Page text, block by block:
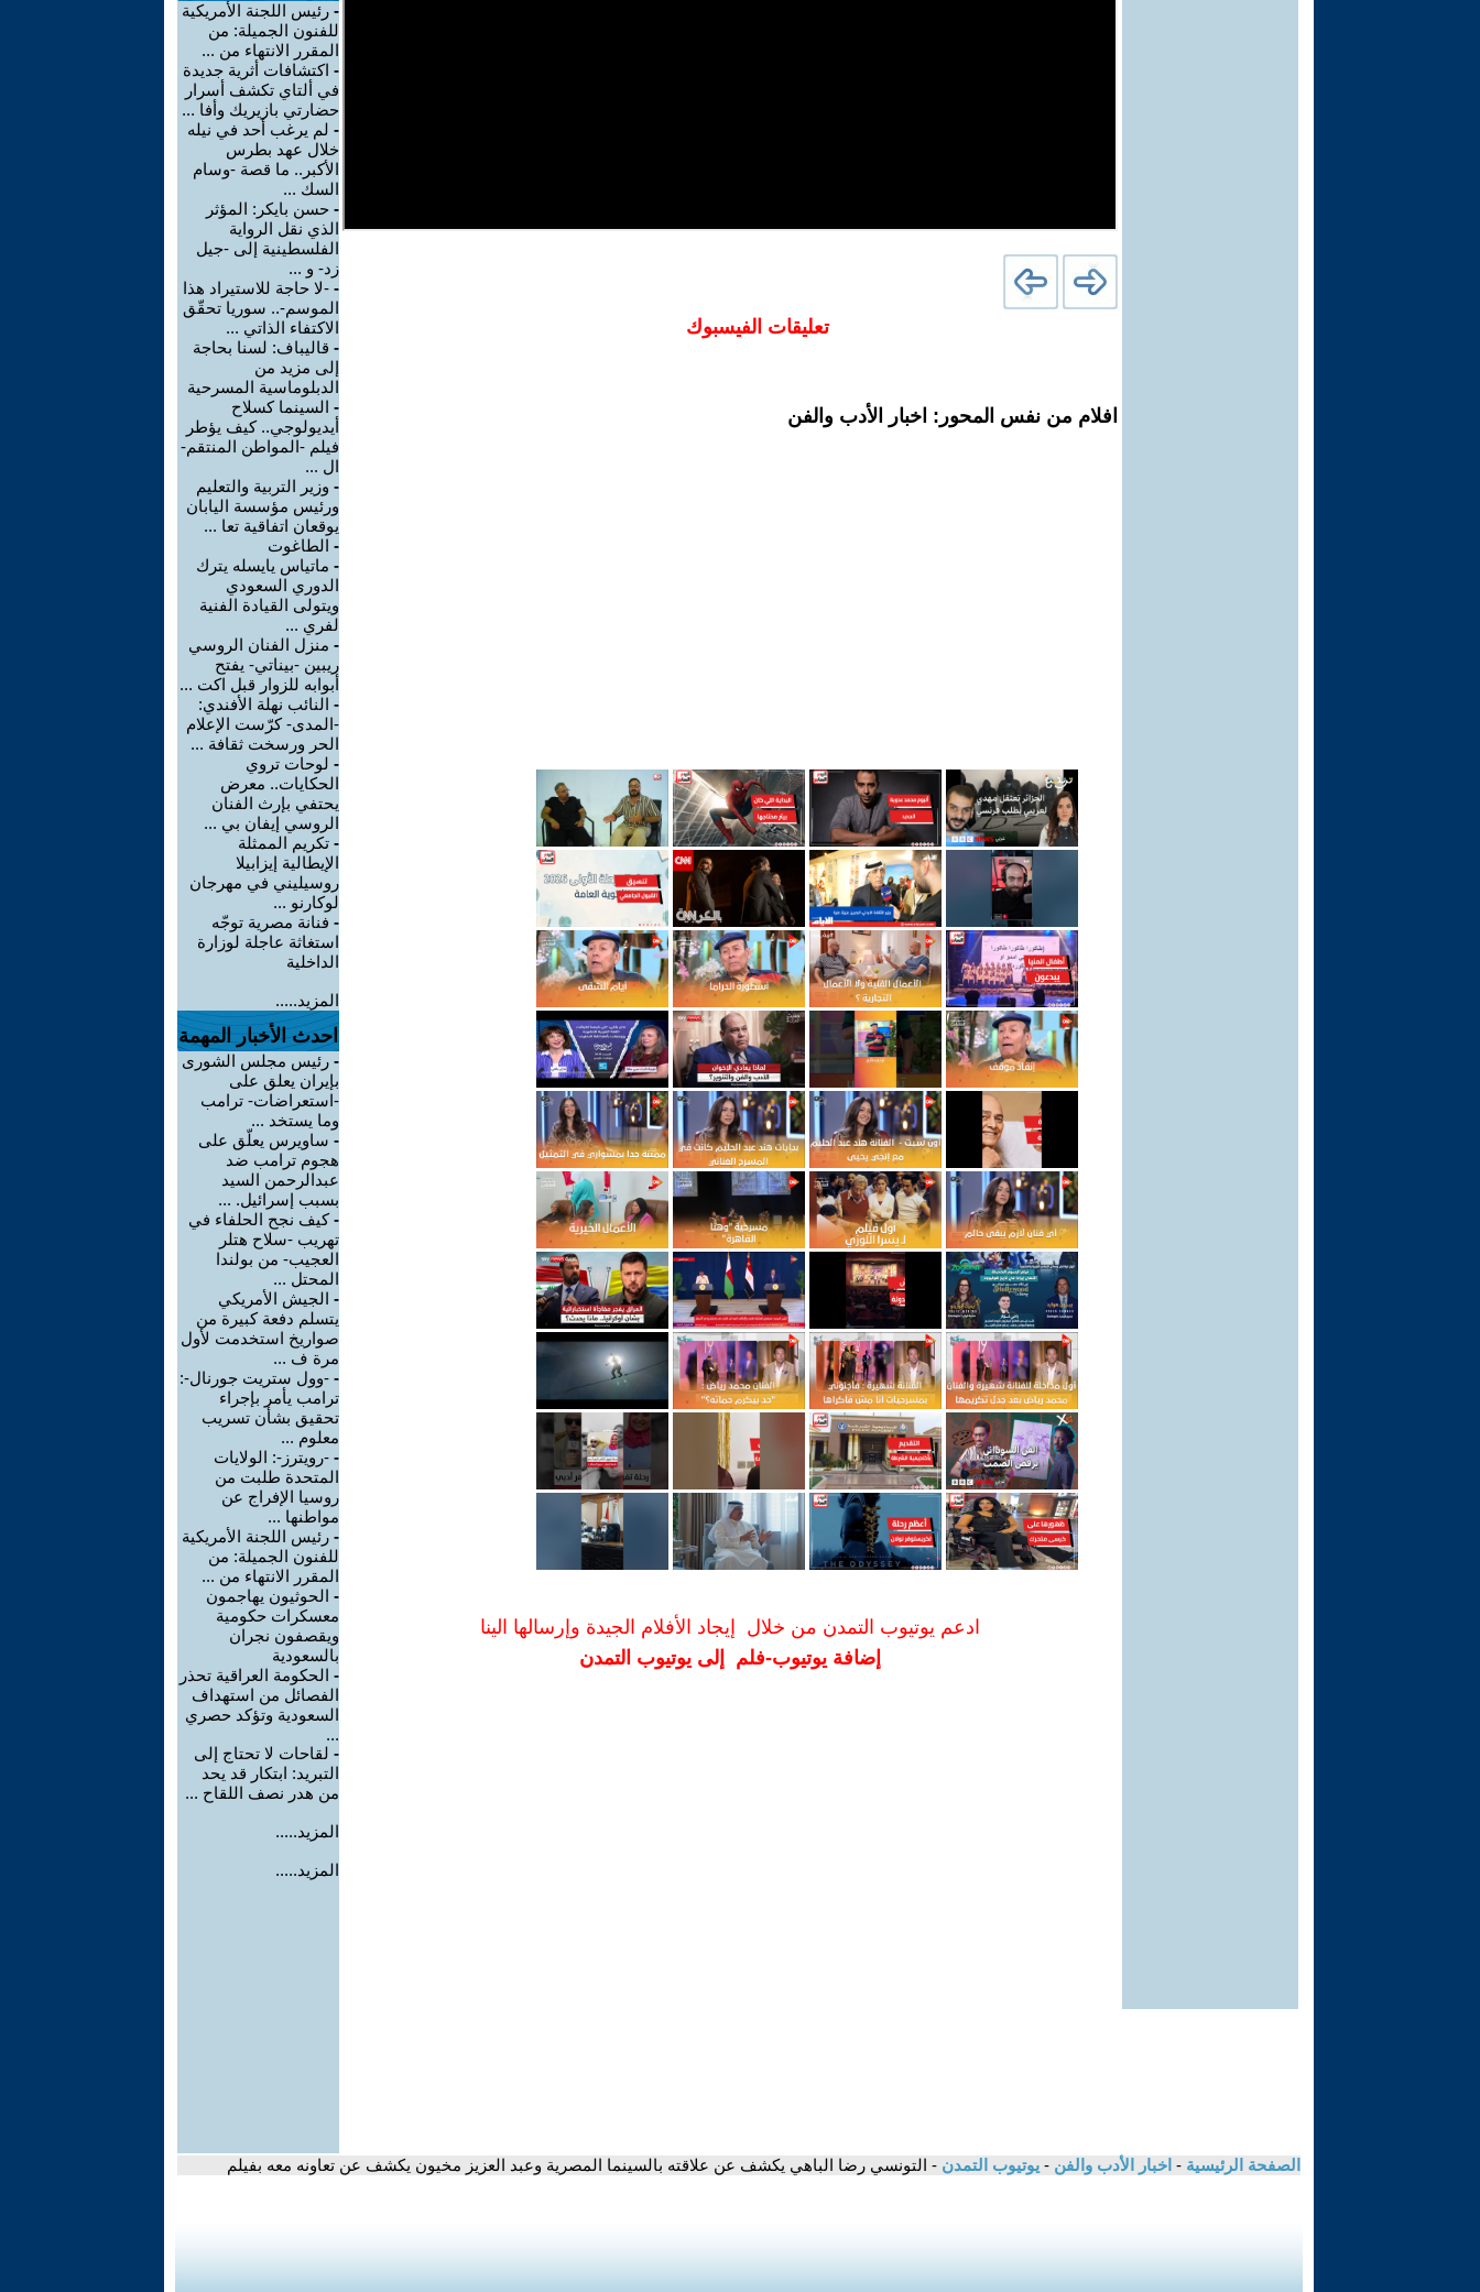
تعليقات الفيسبوك
افلام من نفس المحور: اخبار الأدب والفن
ادعم يوتيوب التمدن من خلال إيجاد الأفلام الجيدة وإرسالها الينا
إضافة يوتيوب-فلم إلى يوتيوب التمدن
- رئيس اللجنة الأمريكية
للفنون الجميلة: من
المقرر الانتهاء من ...
- اكتشافات أثرية جديدة
في ألتاي تكشف أسرار
حضارتي بازيريك وأفا ...
- لم يرغب أحد في نيله
خلال عهد بطرس
الأكبر.. ما قصة -وسام
السك ...
- حسن بايكر: المؤثر
الذي نقل الرواية
الفلسطينية إلى -جيل
زد- و ...
- -لا حاجة للاستيراد هذا
الموسم-.. سوريا تحقّق
الاكتفاء الذاتي ...
- قاليباف: لسنا بحاجة
إلى مزيد من
الدبلوماسية المسرحية
- السينما كسلاح
أيديولوجي.. كيف يؤطر
فيلم -المواطن المنتقم-
ال ...
- وزير التربية والتعليم
ورئيس مؤسسة اليابان
يوقعان اتفاقية تعا ...
- الطاغوت
- ماتياس يايسله يترك
الدوري السعودي
ويتولى القيادة الفنية
لفري ...
- منزل الفنان الروسي
ريبين -بيناتي- يفتح
أبوابه للزوار قبل اكت ...
- النائب نهلة الأفندي:
-المدى- كرّست الإعلام
الحر ورسخت ثقافة ...
- لوحات تروي
الحكايات.. معرض
يحتفي بإرث الفنان
الروسي إيفان بي ...
- تكريم الممثلة
الإيطالية إيزابيلا
روسيليني في مهرجان
لوكارنو ...
- فنانة مصرية توجّه
استغاثة عاجلة لوزارة
الداخلية
المزيد.....
احدث الأخبار المهمة
- رئيس مجلس الشورى
بإيران يعلق على
-استعراضات- ترامب
وما يستخد ...
- ساويرس يعلّق على
هجوم ترامب ضد
عبدالرحمن السيد
بسبب إسرائيل. ...
-كيف نجح الحلفاء في
تهريب -سلاح هتلر
العجيب- من بولندا
المحتل ...
- الجيش الأمريكي
يتسلم دفعة كبيرة من
صواريخ استخدمت لأول
مرة ف ...
- -وول ستريت جورنال-:
ترامب يأمر بإجراء
تحقيق بشأن تسريب
معلوم ...
- -رويترز-: الولايات
المتحدة طلبت من
روسيا الإفراج عن
مواطنها ...
- رئيس اللجنة الأمريكية
للفنون الجميلة: من
المقرر الانتهاء من ...
- الحوثيون يهاجمون
معسكرات حكومية
ويقصفون نجران
بالسعودية
- الحكومة العراقية تحذر
الفصائل من استهداف
السعودية وتؤكد حصري
...
- لقاحات لا تحتاج إلى
التبريد: ابتكار قد يحد
من هدر نصف اللقاح ...
المزيد.....
المزيد.....
الصفحة الرئيسية - اخبار الأدب والفن - يوتيوب التمدن - التونسي رضا الباهي يكشف عن علاقته بالسينما المصرية وعبد العزيز مخيون يكشف عن تعاونه معه بفيلم